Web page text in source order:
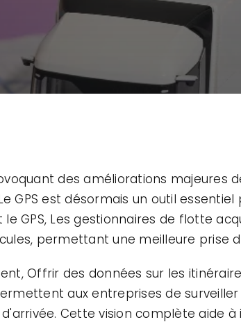
des améliorations majeures
GPS est désormais un outil essentiel
GPS, Les gestionnaires de flotte
permettant une meilleure prise
Offrir des données sur les
aux entreprises de surveiller
Cette vision complète aide à